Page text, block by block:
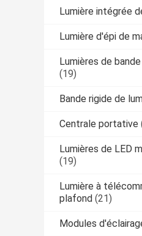
Lumière intégrée
Lumière d'épi de
Lumières de
(19)
Bande rigide de
Centrale portative
Lumières de LED
(19)
Lumière à
plafond (21)
Modules